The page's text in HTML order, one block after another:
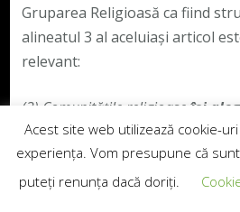
Gruparea Religioasă ca fiind
alineatul 3 al aceluiași articol
relevant:
(3) Comunitățile religioase își
structura asociaționalăîn care
religioasă: cult, asociație
condițiile prezentei legi.Articolul 6
Acest site web utilizează cookie-
experiența. Vom presupune că
puteți renunța dacă doriți.